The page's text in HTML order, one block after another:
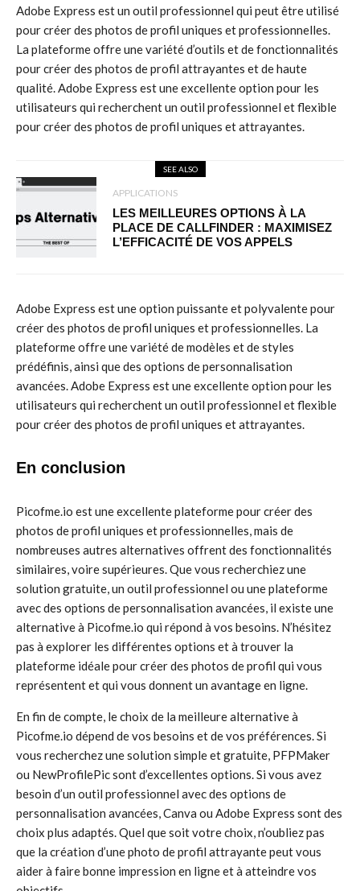
Adobe Express est un outil professionnel qui peut être utilisé
pour créer des photos de profil uniques et professionnelles.
La plateforme offre une variété d’outils et de fonctionnalités
pour créer des photos de profil attrayantes et de haute
qualité. Adobe Express est une excellente option pour les
utilisateurs qui recherchent un outil professionnel et flexible
pour créer des photos de profil uniques et attrayantes.
SEE ALSO
APPLICATIONS
LES MEILLEURES OPTIONS À LA
PLACE DE CALLFINDER : MAXIMISEZ
L’EFFICACITÉ DE VOS APPELS
Adobe Express est une option puissante et polyvalente pour
créer des photos de profil uniques et professionnelles. La
plateforme offre une variété de modèles et de styles
prédéfinis, ainsi que des options de personnalisation
avancées. Adobe Express est une excellente option pour les
utilisateurs qui recherchent un outil professionnel et flexible
pour créer des photos de profil uniques et attrayantes.
En conclusion
Picofme.io est une excellente plateforme pour créer des
photos de profil uniques et professionnelles, mais de
nombreuses autres alternatives offrent des fonctionnalités
similaires, voire supérieures. Que vous recherchiez une
solution gratuite, un outil professionnel ou une plateforme
avec des options de personnalisation avancées, il existe une
alternative à Picofme.io qui répond à vos besoins. N’hésitez
pas à explorer les différentes options et à trouver la
plateforme idéale pour créer des photos de profil qui vous
représentent et qui vous donnent un avantage en ligne.
En fin de compte, le choix de la meilleure alternative à
Picofme.io dépend de vos besoins et de vos préférences. Si
vous recherchez une solution simple et gratuite, PFPMaker
ou NewProfilePic sont d’excellentes options. Si vous avez
besoin d’un outil professionnel avec des options de
personnalisation avancées, Canva ou Adobe Express sont des
choix plus adaptés. Quel que soit votre choix, n’oubliez pas
que la création d’une photo de profil attrayante peut vous
aider à faire bonne impression en ligne et à atteindre vos